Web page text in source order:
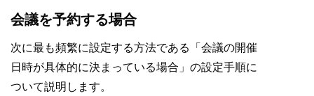
会議を予約する場合
次に最も頻繁に設定する方法である「会議の開催
日時が具体的に決まっている場合」の設定手順に
ついて説明します。